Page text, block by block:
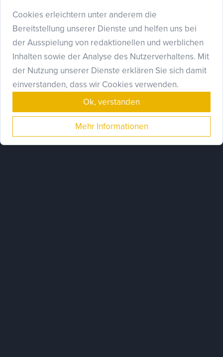
Vor-Ort Service :zur Onlineanmeldung bittehier klicken.
Cookies erleichtern unter anderem die
Bereitstellung unserer Dienste und helfen uns bei
der Ausspielung von redaktionellen und werblichen
Inhalten sowie der Analyse des Nutzerverhaltens. Mit
der Nutzung unserer Dienste erklären Sie sich damit
einverstanden, dass wir Cookies verwenden.
Ok, verstanden
Mehr Informationen